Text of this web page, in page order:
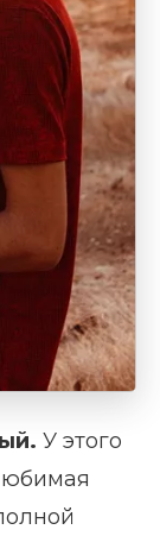
У этого